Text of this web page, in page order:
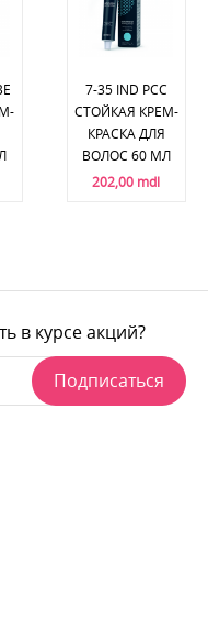
7-35 IND PCC
СТОЙКАЯ КРЕМ-
КРАСКА ДЛЯ
ВОЛОС 60 МЛ
202,00 mdl
в курсе акций?
Подписаться